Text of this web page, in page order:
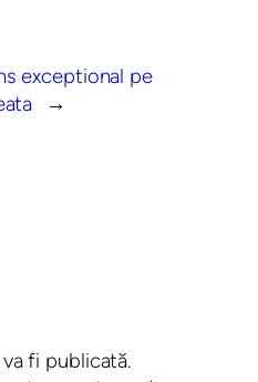
exceptional pe
→
fi publicată.